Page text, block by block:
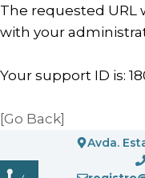
The requested URL
with your
Your support ID is:
[Go Back]
al
Avda.